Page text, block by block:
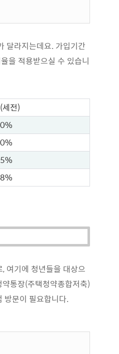
달라지는데요. 가입기간
을 적용받으실 수 있습니
세전)
여기에 청년들을 대상으
통장(주택청약종합저축)
방문이 필요합니다.